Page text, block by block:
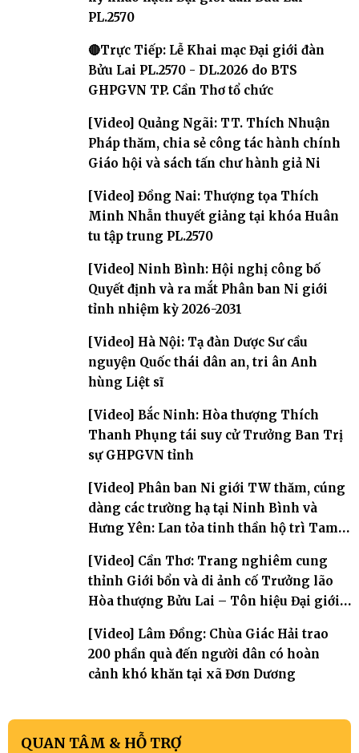
PL.2570
🔴Trực Tiếp: Lễ Khai mạc Đại giới đàn
Bửu Lai PL.2570 - DL.2026 do BTS
GHPGVN TP. Cần Thơ tổ chức
[Video] Quảng Ngãi: TT. Thích Nhuận
Pháp thăm, chia sẻ công tác hành chính
Giáo hội và sách tấn chư hành giả Ni
[Video] Đồng Nai: Thượng tọa Thích
Minh Nhẫn thuyết giảng tại khóa Huân
tu tập trung PL.2570
[Video] Ninh Bình: Hội nghị công bố
Quyết định và ra mắt Phân ban Ni giới
tỉnh nhiệm kỳ 2026-2031
[Video] Hà Nội: Tạ đàn Dược Sư cầu
nguyện Quốc thái dân an, tri ân Anh
hùng Liệt sĩ
[Video] Bắc Ninh: Hòa thượng Thích
Thanh Phụng tái suy cử Trưởng Ban Trị
sự GHPGVN tỉnh
[Video] Phân ban Ni giới TW thăm, cúng
dàng các trường hạ tại Ninh Bình và
Hưng Yên: Lan tỏa tinh thần hộ trì Tam
[Video] Cần Thơ: Trang nghiêm cung
thỉnh Giới bổn và di ảnh cố Trưởng lão
Hòa thượng Bửu Lai – Tôn hiệu Đại giới
[Video] Lâm Đồng: Chùa Giác Hải trao
200 phần quà đến người dân có hoàn
cảnh khó khăn tại xã Đơn Dương
QUAN TÂM & HỖ TRỢ